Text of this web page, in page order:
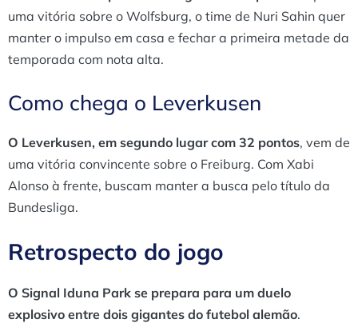
uma vitória sobre o Wolfsburg, o time de Nuri Sahin quer
manter o impulso em casa e fechar a primeira metade da
temporada com nota alta.
Como chega o Leverkusen
O Leverkusen, em segundo lugar com 32 pontos, vem de
uma vitória convincente sobre o Freiburg. Com Xabi
Alonso à frente, buscam manter a busca pelo título da
Bundesliga.
Retrospecto do jogo
O Signal Iduna Park se prepara para um duelo
explosivo entre dois gigantes do futebol alemão.